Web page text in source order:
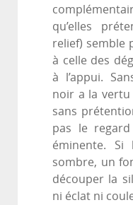
qu’elles
relief) semble
à celle des
à l’appui.
noir a la vertu
sans
pas le
éminente. Si
sombre, un
découper la
ni éclat ni